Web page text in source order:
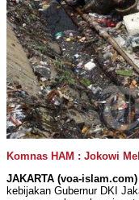
Komnas HAM : Jokowi
JAKARTA (voa-islam.com)
kebijakan Gubernur DKI